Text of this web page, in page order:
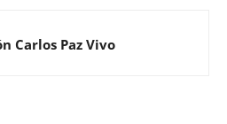
Carlos Paz Vivo